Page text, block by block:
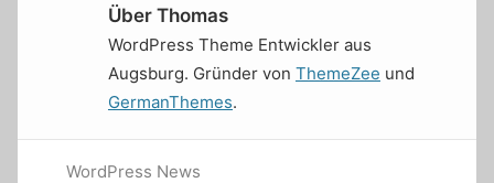
Über Thomas
WordPress Theme Entwickler aus
Augsburg. Gründer von ThemeZee und
GermanThemes.
WordPress News